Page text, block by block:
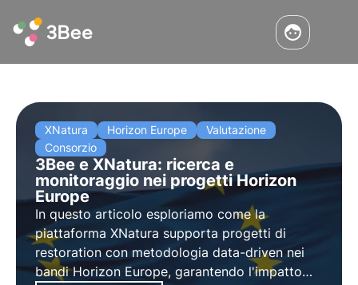
XNatura Horizon Europe
Valutazione
Consorzio
3Bee e XNatura: ricerca e
monitoraggio nei progetti Horizon
Europe
In questo articolo esploriamo come la
piattaforma XNatura supporta progetti di
restoration con metodologia data-driven nei
bandi Horizon Europe, garantendo l'impatto